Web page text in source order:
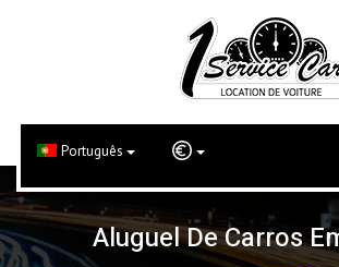
Português
Aluguel De Carros